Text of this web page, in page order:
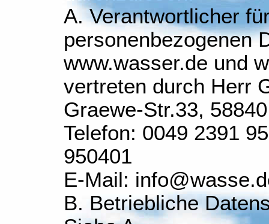
A. Verantwortlicher
personenbezogenen
www.wasser.de und
vertreten durch Herr
Graewe-Str.33,
Telefon: 0049 2391
950401
E-Mail:
B. Betriebliche